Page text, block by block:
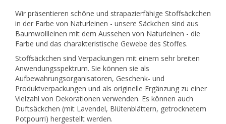
Wir präsentieren schöne und strapazierfähige Stoffsäckchen
in der Farbe von Naturleinen - unsere Säckchen sind aus
Baumwollleinen mit dem Aussehen von Naturleinen - die
Farbe und das charakteristische Gewebe des Stoffes.
Stoffsäckchen sind Verpackungen mit einem sehr breiten
Anwendungsspektrum. Sie können sie als
Aufbewahrungsorganisatoren, Geschenk- und
Produktverpackungen und als originelle Ergänzung zu einer
Vielzahl von Dekorationen verwenden. Es können auch
Duftsäckchen (mit Lavendel, Blütenblättern, getrocknetem
Potpourri) hergestellt werden.